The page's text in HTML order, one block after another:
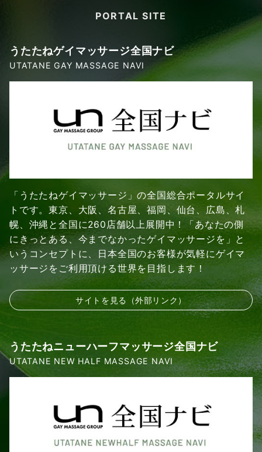
PORTAL SITE
うたたねゲイマッサージ全国ナビ
UTATANE GAY MASSAGE NAVI
「うたたねゲイマッサージ」の全国総合ポータルサイ
トです。東京、大阪、名古屋、福岡、仙台、広島、札
幌、沖縄と全国に260店舗以上展開中！「あなたの側
にきっとある、今までなかったゲイマッサージを」と
いうコンセプトに、日本全国のお客様が気軽にゲイマ
ッサージをご利用頂ける世界を目指します！
サイトを見る（外部リンク）
うたたねニューハーフマッサージ全国ナビ
UTATANE NEW HALF MASSAGE NAVI